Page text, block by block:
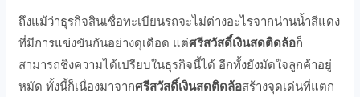
ถึงแม้ว่าธุรกิจสินเชื่อทะเบียนรถจะไม่ต่างอะไรจากน่านน้ำสีแดง
ที่มีการแข่งขันกันอย่างดุเดือด แต่ศรีสวัสดิ์เงินสดติดล้อก็
สามารถชิงความได้เปรียบในธุรกิจนี้ได้ อีกทั้งยังมัดใจลูกค้าอยู่
หมัด ทั้งนี้ก็เนื่องมาจากศรีสวัสดิ์เงินสดติดล้อสร้างจุดเด่นที่แตก